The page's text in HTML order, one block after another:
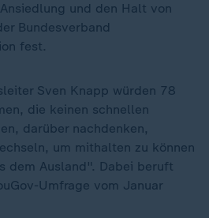
und den Halt von
Bundesverband
fest.
Sven Knapp würden 78
die keinen schnellen
darüber nachdenken,
um mithalten zu können
dem Ausland". Dabei beruft
Umfrage vom Januar